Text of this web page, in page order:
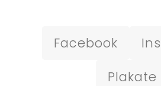
Facebook
Plakate